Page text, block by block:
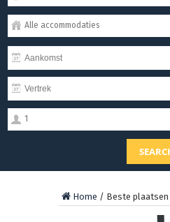
Alle accommodaties
1
Home / Beste plaatsen